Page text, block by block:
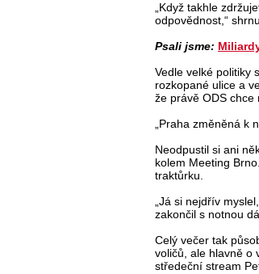
„Když takhle
odpovědnost,“
Psali jsme:
Vedle velké politiky
rozkopané ulice a
že právě ODS chce
„Praha změněná k
Neodpustil si ani
kolem Meeting
traktůrku.
„Já si nejdřív
zakončil s notnou
Celý večer tak
voličů, ale hlavně o
středeční stream